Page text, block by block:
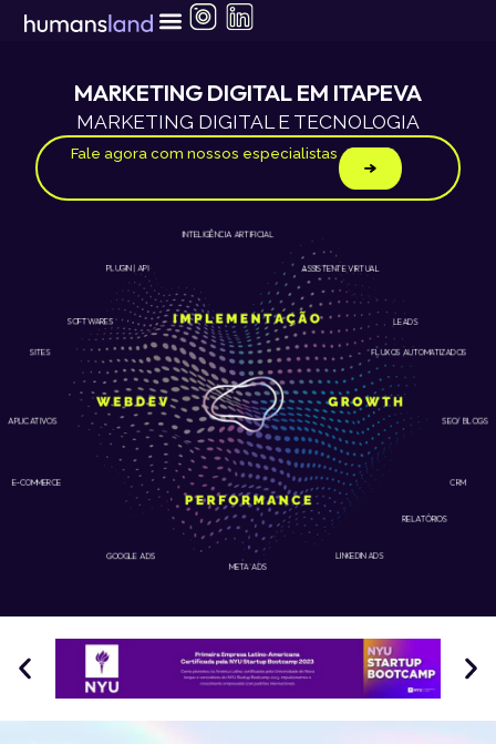
para
MARKETING DIGITAL EM ITAPEVA
MARKETING DIGITAL E TECNOLOGIA
Fale agora com nossos especialistas
GOOGLE ADS LINKEDIN ADS
APLICATIVOS
SITES
E-COMMERCE
META ADS
CRM
RELATÓRIOS
SEO/ BLOGS
FLUXOS AUTOMATIZADOS
INTELIGÊNCIA ARTIFICIAL
PLUGIN | API
SOFTWARES
ASSISTENTE VIRTUAL
LEADS